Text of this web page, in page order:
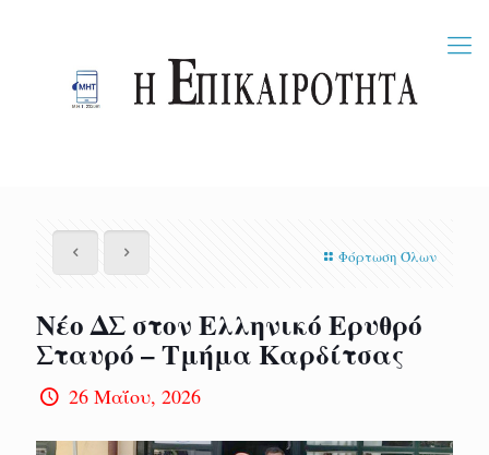
Φόρτωση Όλων
Νέο ΔΣ στον Ελληνικό Ερυθρό
Σταυρό – Τμήμα Καρδίτσας
26 Μαΐου, 2026